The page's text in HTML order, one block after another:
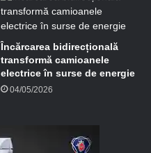
Încărcarea bidirecțională
transformă camioanele
electrice în surse de energie
04/05/2026